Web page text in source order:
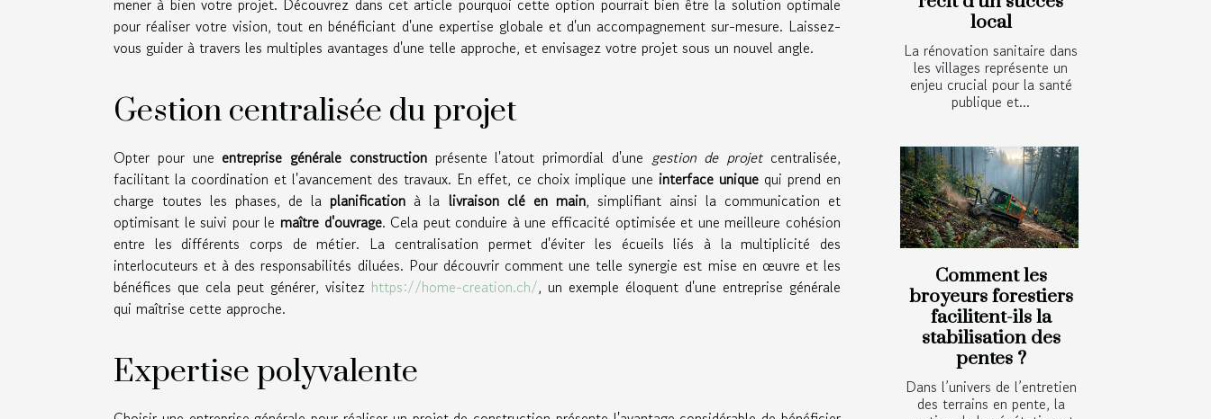
mener à bien votre projet. Découvrez dans cet article pourquoi cette option pourrait bien être la solution optimale
pour réaliser votre vision, tout en bénéficiant d'une expertise globale et d'un accompagnement sur-mesure. Laissez-
vous guider à travers les multiples avantages d'une telle approche, et envisagez votre projet sous un nouvel angle.
Gestion centralisée du projet
Opter pour une entreprise générale constructionprésente l'atout primordial d'une gestion de projetcentralisée,
facilitant la coordination et l'avancement des travaux. En effet, ce choix implique une interface uniquequi prend en
charge toutes les phases, de la planification à la livraison clé en main, simplifiant ainsi la communication et
optimisant le suivi pour le maître d'ouvrage. Cela peut conduire à une efficacité optimisée et une meilleure cohésion
entre les différents corps de métier. La centralisation permet d'éviter les écueils liés à la multiplicité des
interlocuteurs et à des responsabilités diluées. Pour découvrir comment une telle synergie est mise en œuvre et les
bénéfices que cela peut générer, visitez https://home-creation.ch/, un exemple éloquent d'une entreprise générale
qui maîtrise cette approche.
Expertise polyvalente
local
La rénovation sanitaire dans
les villages représente un
enjeu crucial pour la santé
publique et...
Comment les
broyeurs forestiers
facilitent-ils la
stabilisation des
pentes ?
Dans l’univers de l’entretien
des terrains en pente, la